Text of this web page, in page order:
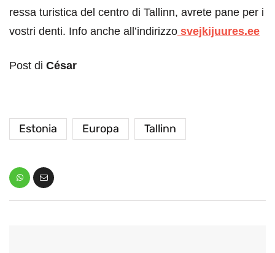
ressa turistica del centro di Tallinn, avrete pane per i
vostri denti. Info anche all’indirizzo svejkijuures.ee
Post di César
Estonia Europa Tallinn